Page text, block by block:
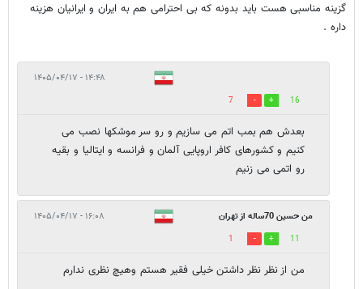
گزینه مناسبی هست باید بدونه که بی احترامی هم به ایران و ایرانیان هزینه
داره .
۱۴:۴۸ - ۱۴۰۵/۰۴/۱۷
16
7
بعدش هم بمب اتم‌ می سازیم و رو سر موشکها نصب می
کنیم و کشورهای کافر اروپایی آلمان و فرانسه و ایتالیا و بقیه
رو اتمی می زنیم
من حسین 70ساله از تهران ۱۶:۰۸ - ۱۴۰۵/۰۴/۱۷
11
1
من از نظر نظر داشتن خیلی فقیر هستم وهیچ نظری ندارم